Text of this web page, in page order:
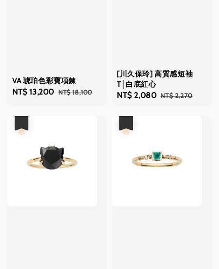
VA 琥珀色彩寶項鍊
Sale
NT$ 13,200 Regular
NT$ 18,100
[川久保玲] 高質感短袖
T│白底紅心
Sale
NT$ 2,080 Regular
NT$ 2,270